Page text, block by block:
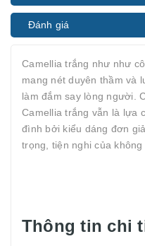
Đánh giá
Camellia trắng như như
mang nét duyên thầm và
làm đắm say lòng người.
Camellia trắng vẫn là lựa
đình bởi kiểu dáng đơn
trọng, tiện nghi của không
Thông tin chi